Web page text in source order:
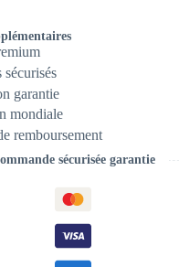
sécurisés
garantie
mondiale
remboursement
sécurisée garantie